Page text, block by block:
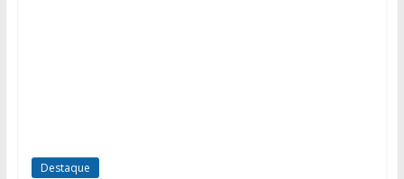
Destaque